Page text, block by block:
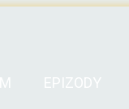
EPIZODY